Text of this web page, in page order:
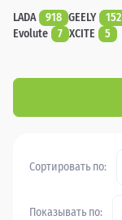
LADA 918 GEELY 152
Evolute
7 XCITE 5
Сортировать по:
Показывать по: